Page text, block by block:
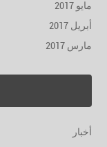
مايو 2017
أبريل 2017
مارس 2017
أخبار